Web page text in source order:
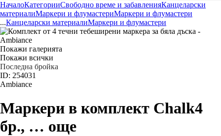
НачалоКатегорииСвободно време и забавленияКанцеларски
материалиМаркери и флумастериМаркери и флумастери
...Канцеларски материалиМаркери и флумастери
Покажи галерията
Покажи всички
Последна бройка
ID: 254031
Ambiance
Маркери в комплект Chalk4
бр., … още